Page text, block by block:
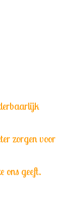
zorgen voor
ons geeft.